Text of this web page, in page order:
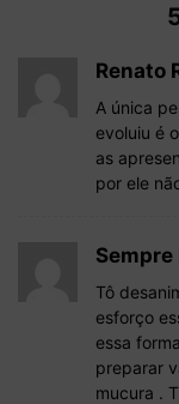
Renato
A única
evoluiu é
as
por ele
Sempre
Tô
esforço
essa
preparar
mucura .